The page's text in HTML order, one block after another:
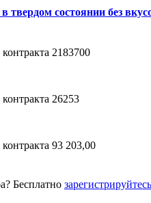
состоянии без
2183700
26253
93 203,00
Бесплатно зарегистрируйтесь